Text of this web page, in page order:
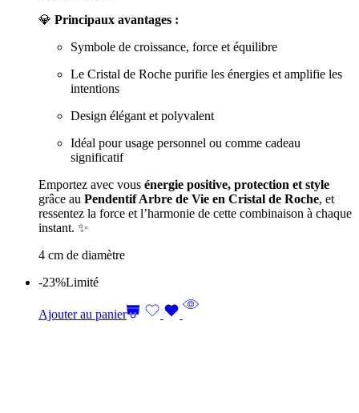
💎 Principaux avantages :
Symbole de croissance, force et équilibre
Le Cristal de Roche purifie les énergies et amplifie les
intentions
Design élégant et polyvalent
Idéal pour usage personnel ou comme cadeau
significatif
Emportez avec vous énergie positive, protection et style
grâce au Pendentif Arbre de Vie en Cristal de Roche, et
ressentez la force et l’harmonie de cette combinaison à chaque
instant. ✨
4 cm de diamètre
-23%Limité
Ajouter au panier